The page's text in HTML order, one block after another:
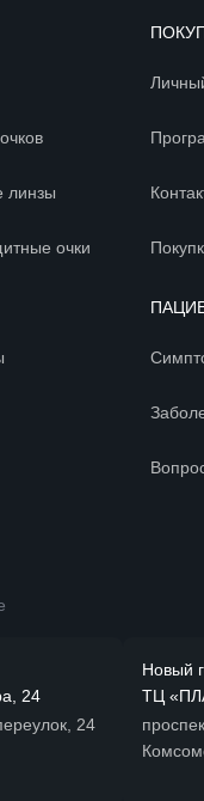
линзы
очки
24
24
Новый
ТЦ